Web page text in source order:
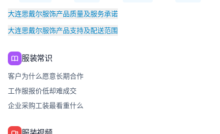
大连思戴尔服饰产品质量及服务承诺
大连思戴尔服饰产品支持及配送范围
服装常识
客户为什么愿意长期合作
工作服报价低却难成交
企业采购工装最看重什么